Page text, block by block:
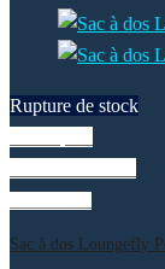
Rupture de stock
Sac à dos Loungefly